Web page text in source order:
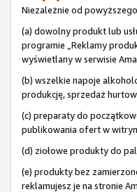
Niezależnie od
(a) dowolny produkt lub
programie „Reklamy
wyświetlany w serwisie
(b) wszelkie napoje
produkcję, sprzedaż
(c) preparaty do
publikowania ofert w
(d) ziołowe produkty do
(e) produkty bez
reklamujesz je na stronie